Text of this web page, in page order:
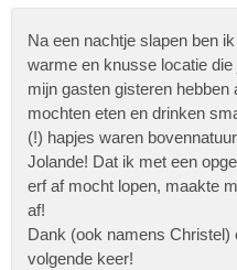
Na een nachtje slapen ben
warme en knusse locatie
mijn gasten gisteren hebben
mochten eten en drinken
(!) hapjes waren
Jolande! Dat ik met een
erf af mocht lopen, maakte
af!
Dank (ook namens Christel)
volgende keer!